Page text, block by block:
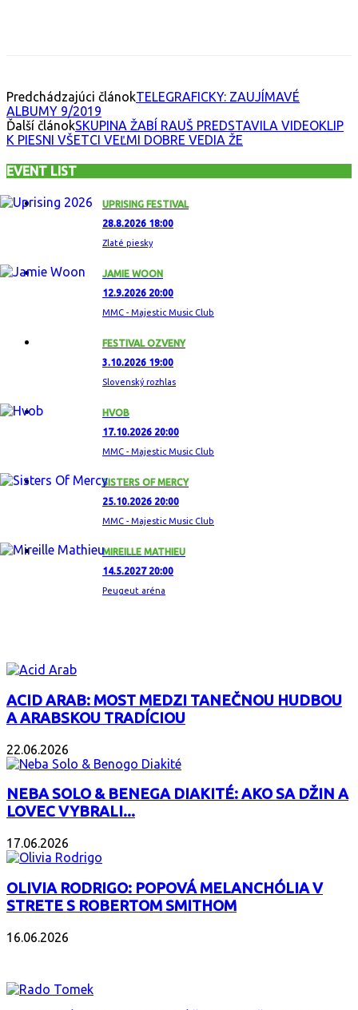
Predchádzajúci článokTELEGRAFICKY: ZAUJÍMAVÉ
ALBUMY 9/2019
Ďalší článokSKUPINA ŽABÍ RAUŠ PREDSTAVILA VIDEOKLIP
K PIESNI VŠETCI VEĽMI DOBRE VEDIA ŽE
EVENT LIST
UPRISING FESTIVAL
28.8.2026 18:00
Zlaté piesky
JAMIE WOON
12.9.2026 20:00
MMC - Majestic Music Club
FESTIVAL OZVENY
3.10.2026 19:00
Slovenský rozhlas
HVOB
17.10.2026 20:00
MMC - Majestic Music Club
SISTERS OF MERCY
25.10.2026 20:00
MMC - Majestic Music Club
MIREILLE MATHIEU
14.5.2027 20:00
Peugeut aréna
ACID ARAB: MOST MEDZI TANEČNOU HUDBOU
A ARABSKOU TRADÍCIOU
22.06.2026
NEBA SOLO & BENEGA DIAKITÉ: AKO SA DŽIN A
LOVEC VYBRALI...
17.06.2026
OLIVIA RODRIGO: POPOVÁ MELANCHÓLIA V
STRETE S ROBERTOM SMITHOM
16.06.2026